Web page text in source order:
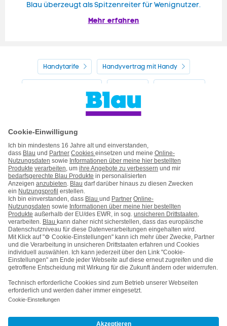
Blau überzeugt als Spitzenreiter für Wenignutzer.
Mehr erfahren
Handytarife Handyvertrag mit Handy
Handyvertrag ohne Handy
Kontakt Impressum AGB & Pflichtinformationen
Hinweise ElektroG/BattG Datenschutz
Barrierefreiheit Karriere Cookie-Einstellungen
Kooperations- & Werbepartner Vertrag widerrufen
Vertrag kündigen
Nach oben